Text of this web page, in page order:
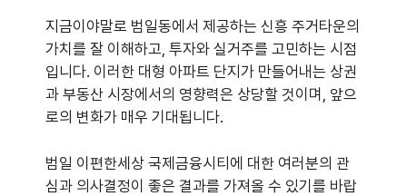
지금이야말로 범일동에서 제공하는 신흥 주거타운의
가치를 잘 이해하고, 투자와 실거주를 고민하는 시점
입니다. 이러한 대형 아파트 단지가 만들어내는 상권
과 부동산 시장에서의 영향력은 상당할 것이며, 앞으
로의 변화가 매우 기대됩니다.
범일 이편한세상 국제금융시티에 대한 여러분의 관
심과 의사결정이 좋은 결과를 가져올 수 있기를 바랍